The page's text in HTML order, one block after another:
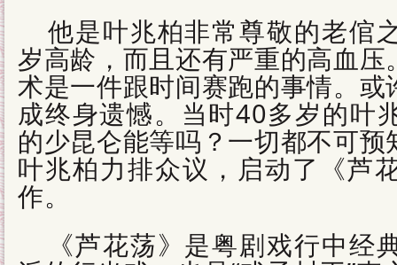
他是叶兆柏非常尊敬的老倌
岁高龄，而且还有严重的高血
术是一件跟时间赛跑的事情。
成终身遗憾。当时40多岁的叶
的少昆仑能等吗？一切都不可
叶兆柏力排众议，启动了《芦
作。
《芦花荡》是粤剧戏行中经